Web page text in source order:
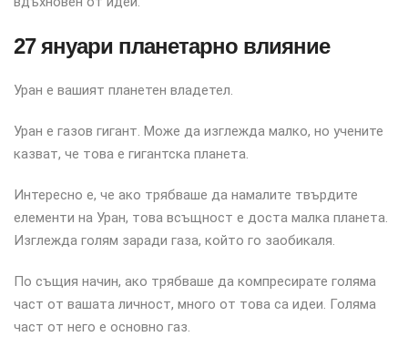
27 януари планетарно влияние
Уран е вашият планетен владетел.
Уран е газов гигант. Може да изглежда малко, но учените
казват, че това е гигантска планета.
Интересно е, че ако трябваше да намалите твърдите
елементи на Уран, това всъщност е доста малка планета.
Изглежда голям заради газа, който го заобикаля.
По същия начин, ако трябваше да компресирате голяма
част от вашата личност, много от това са идеи. Голяма
част от него е основно газ.